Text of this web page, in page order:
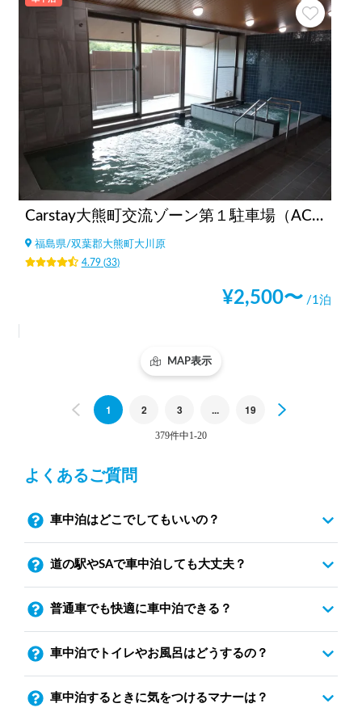
Carstay大熊町交流ゾーン第１駐車場（AC電源、WiFi、温浴施設、コンビニ、飲食店街、コインランドリーすぐ）
福島県/双葉郡大熊町大川原
4.79(33)
¥2,500〜 /1泊
MAP表示
Previous
1 2 3 ... 19
379件中1-20
よくあるご質問
車中泊はどこでしてもいいの？
道の駅やSAで車中泊しても大丈夫？
普通車でも快適に車中泊できる？
車中泊でトイレやお風呂はどうするの？
車中泊するときに気をつけるマナーは？